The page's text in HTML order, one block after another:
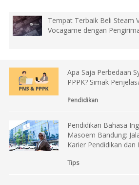
Tempat Terbaik Beli Steam
Vocagame dengan
Apa Saja Perbedaan
PPPK? Simak
Pendidikan
Pendidikan Bahasa
Masoem Bandung:
Karier Pendidikan
Tips